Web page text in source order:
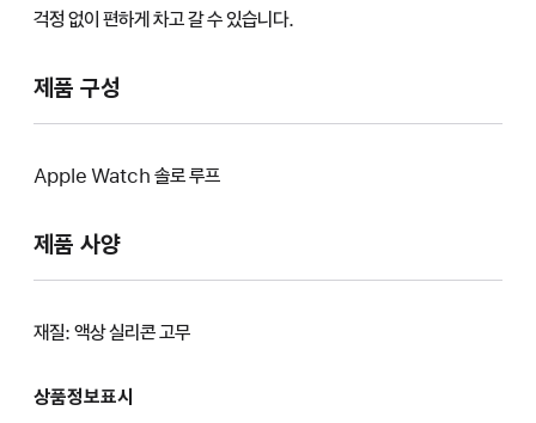
걱정 없이 편하게 차고 갈 수 있습니다.
제품 구성
Apple Watch 솔로 루프
제품 사양
재질: 액상 실리콘 고무
상품정보표시